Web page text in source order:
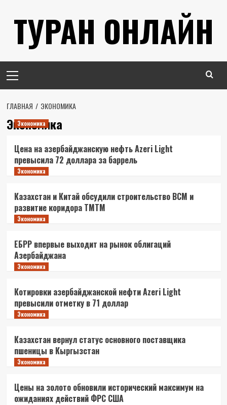
содержимому
ТУРАН ОНЛАЙН
меню
ГЛАВНАЯ ЭКОНОМИКА
Экономика
Экономика
Цена на азербайджанскую нефть Azeri Light
превысила 72 доллара за баррель
Экономика
Казахстан и Китай обсудили строительство ВСМ и
развитие коридора ТМТМ
Экономика
ЕБРР впервые выходит на рынок облигаций
Азербайджана
Экономика
Котировки азербайджанской нефти Azeri Light
превысили отметку в 71 доллар
Экономика
Казахстан вернул статус основного поставщика
пшеницы в Кыргызстан
Экономика
Цены на золото обновили исторический максимум на
ожиданиях действий ФРС США